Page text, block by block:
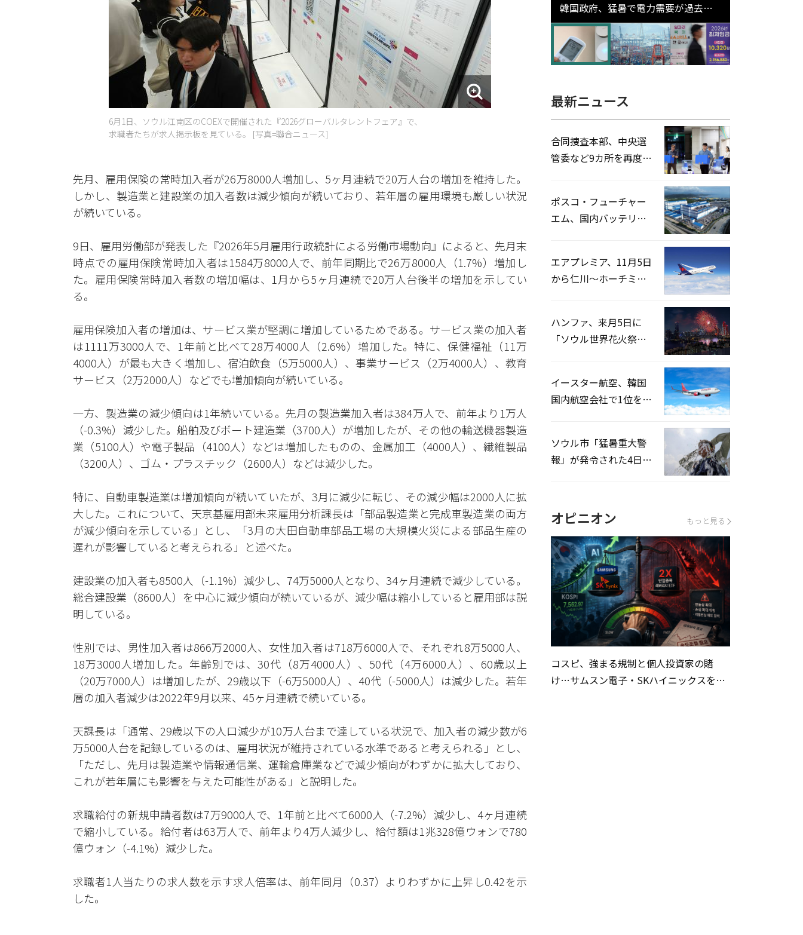
6月1日、ソウル江南区のCOEXで開催された『2026グローバルタレントフェア』で、
求職者たちが求人掲示板を見ている。 [写真=聯合ニュース]
先月、雇用保険の常時加入者が26万8000人増加し、5ヶ月連続で20万人台の増加を維持した。
しかし、製造業と建設業の加入者数は減少傾向が続いており、若年層の雇用環境も厳しい状況
が続いている。
9日、雇用労働部が発表した『2026年5月雇用行政統計による労働市場動向』によると、先月末
時点での雇用保険常時加入者は1584万8000人で、前年同期比で26万8000人（1.7%）増加し
た。雇用保険常時加入者数の増加幅は、1月から5ヶ月連続で20万人台後半の増加を示してい
る。
雇用保険加入者の増加は、サービス業が堅調に増加しているためである。サービス業の加入者
は1111万3000人で、1年前と比べて28万4000人（2.6%）増加した。特に、保健福祉（11万
4000人）が最も大きく増加し、宿泊飲食（5万5000人）、事業サービス（2万4000人）、教育
サービス（2万2000人）などでも増加傾向が続いている。
一方、製造業の減少傾向は1年続いている。先月の製造業加入者は384万人で、前年より1万人
（-0.3%）減少した。船舶及びボート建造業（3700人）が増加したが、その他の輸送機器製造
業（5100人）や電子製品（4100人）などは増加したものの、金属加工（4000人）、繊維製品
（3200人）、ゴム・プラスチック（2600人）などは減少した。
特に、自動車製造業は増加傾向が続いていたが、3月に減少に転じ、その減少幅は2000人に拡
大した。これについて、天京基雇用部未来雇用分析課長は「部品製造業と完成車製造業の両方
が減少傾向を示している」とし、「3月の大田自動車部品工場の大規模火災による部品生産の
遅れが影響していると考えられる」と述べた。
建設業の加入者も8500人（-1.1%）減少し、74万5000人となり、34ヶ月連続で減少している。
総合建設業（8600人）を中心に減少傾向が続いているが、減少幅は縮小していると雇用部は説
明している。
性別では、男性加入者は866万2000人、女性加入者は718万6000人で、それぞれ8万5000人、
18万3000人増加した。年齢別では、30代（8万4000人）、50代（4万6000人）、60歳以上
（20万7000人）は増加したが、29歳以下（-6万5000人）、40代（-5000人）は減少した。若年
層の加入者減少は2022年9月以来、45ヶ月連続で続いている。
天課長は「通常、29歳以下の人口減少が10万人台まで達している状況で、加入者の減少数が6
万5000人台を記録しているのは、雇用状況が維持されている水準であると考えられる」とし、
「ただし、先月は製造業や情報通信業、運輸倉庫業などで減少傾向がわずかに拡大しており、
これが若年層にも影響を与えた可能性がある」と説明した。
求職給付の新規申請者数は7万9000人で、1年前と比べて6000人（-7.2%）減少し、4ヶ月連続
で縮小している。給付者は63万人で、前年より4万人減少し、給付額は1兆328億ウォンで780
億ウォン（-4.1%）減少した。
求職者1人当たりの求人数を示す求人倍率は、前年同月（0.37）よりわずかに上昇し0.42を示
した。
韓国政府、猛暑で電力需要が過去最
高更新の可能性に需給対応体制を点
検
最新ニュース
合同捜査本部、中央選
管委など9カ所を再度家
ポスコ・フューチャー
エム、国内バッテリー
エアプレミア、11月5日
から仁川〜ホーチミン
ハンファ、来月5日に
「ソウル世界花火祭り
イースター航空、韓国
国内航空会社で1位を記
ソウル市「猛暑重大警
報」が発令された4日、
オピニオン もっと見る
コスピ、強まる規制と個人投資家の賭
け…サムスン電子・SKハイニックスを巡